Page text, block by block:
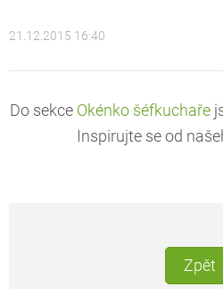
21.12.2015 16:40
Do sekce Okénko šéfkuchaře
Inspirujte se od
Zpět